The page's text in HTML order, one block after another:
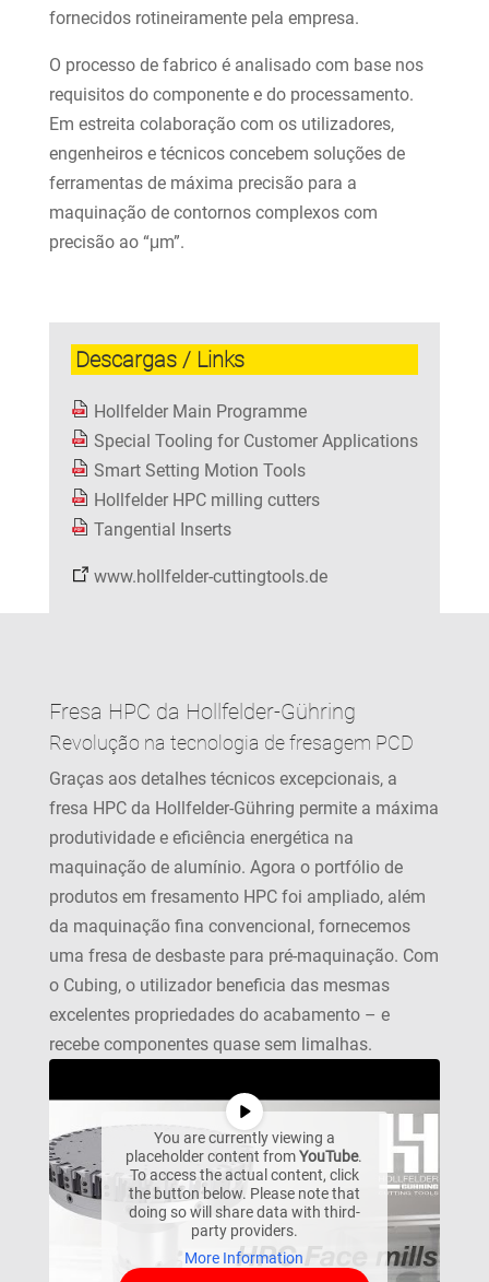
fornecidos rotineiramente pela empresa.
O processo de fabrico é analisado com base nos
requisitos do componente e do processamento.
Em estreita colaboração com os utilizadores,
engenheiros e técnicos concebem soluções de
ferramentas de máxima precisão para a
maquinação de contornos complexos com
precisão ao “μm”.
Descargas / Links
Hollfelder Main Programme
Special Tooling for Customer Applications
Smart Setting Motion Tools
Hollfelder HPC milling cutters
Tangential Inserts
www.hollfelder-cuttingtools.de
Fresa HPC da Hollfelder-Gühring
Revolução na tecnologia de fresagem PCD
Graças aos detalhes técnicos excepcionais, a
fresa HPC da Hollfelder-Gühring permite a máxima
produtividade e eficiência energética na
maquinação de alumínio. Agora o portfólio de
produtos em fresamento HPC foi ampliado, além
da maquinação fina convencional, fornecemos
uma fresa de desbaste para pré-maquinação. Com
o Cubing, o utilizador beneficia das mesmas
excelentes propriedades do acabamento – e
recebe componentes quase sem limalhas.
You are currently viewing a
placeholder content fromYouTube.
To access the actual content, click
the button below. Please note that
doing so will share data with third-
party providers.
More Information